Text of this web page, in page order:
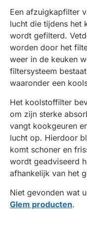
Een afzuigkapfilter
lucht die tijdens het
wordt gefilterd.
worden door het
weer in de keuken
filtersysteem
waaronder een
Het koolstoffilter
om zijn sterke
vangt kookgeuren
lucht op. Hierdoor
komt schoner en
wordt geadviseerd
afhankelijk van het
Niet gevonden wat
Glem producten.